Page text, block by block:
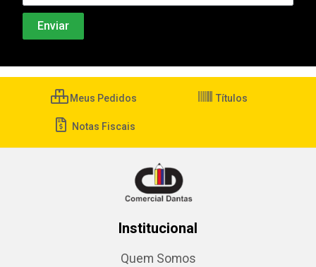
Meus Pedidos Títulos
Notas Fiscais
Institucional
Quem Somos